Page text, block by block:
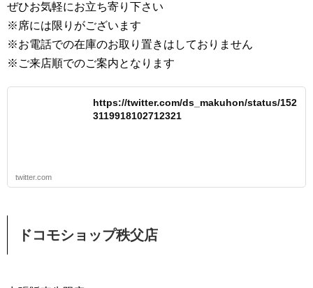
ぜひお気軽にお立ち寄り下さい
※席には限りがございます
※お電話での在庫のお取り置きはしておりません
※ご来店順でのご案内となります
https://twitter.com/ds_makuhon/status/152
3119918102712321
twitter.com
ドコモショップ秩父店